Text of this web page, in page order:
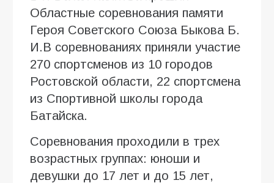
Областные соревнования памяти
Героя Советского Союза Быкова Б.
И.В соревнованиях приняли участие
270 спортсменов из 10 городов
Ростовской области, 22 спортсмена
из Спортивной школы города
Батайска.
Соревнования проходили в трех
возрастных группах: юноши и
девушки до 17 лет и до 15 лет,